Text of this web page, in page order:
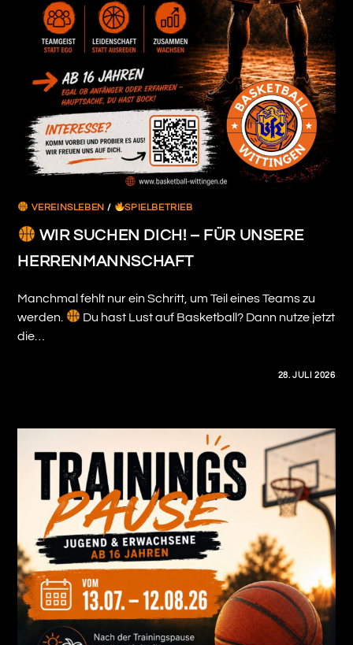
VEREINSLEBEN / SPIELBETRIEB
WIR SUCHEN DICH! – FÜR UNSERE
HERRENMANNSCHAFT
Manchmal fehlt nur ein Schritt, um Teil eines Teams zu
werden.
Du hast Lust auf Basketball? Dann nutze jetzt
die…
28. JULI 2026